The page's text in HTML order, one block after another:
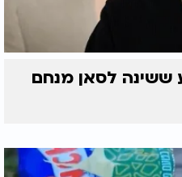
ששינה לסאן מנחם